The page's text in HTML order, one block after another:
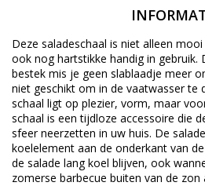
Deze saladeschaal is niet alleen
ook nog hartstikke handig in gebruik.
bestek mis je geen slablaadje meer
niet geschikt om in de vaatwasser te
schaal ligt op plezier, vorm, maar
schaal is een tijdloze accessoire die
sfeer neerzetten in uw huis. De
koelelement aan de onderkant van
de salade lang koel blijven, ook
zomerse barbecue buiten van de